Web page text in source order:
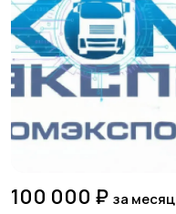
100 000 ₽ за месяц